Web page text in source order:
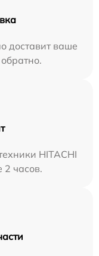
доставит ваше
HITACHI
2 часов.